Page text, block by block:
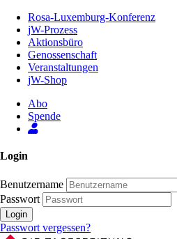
Inhalt
Seite
Rosa-Luxemburg-Konferenz
jW-Prozess
Aktionsbüro
Genossenschaft
Veranstaltungen
jW-Shop
Abo
Spende
Login
Benutzername
Passwort
Login
Passwort vergessen?